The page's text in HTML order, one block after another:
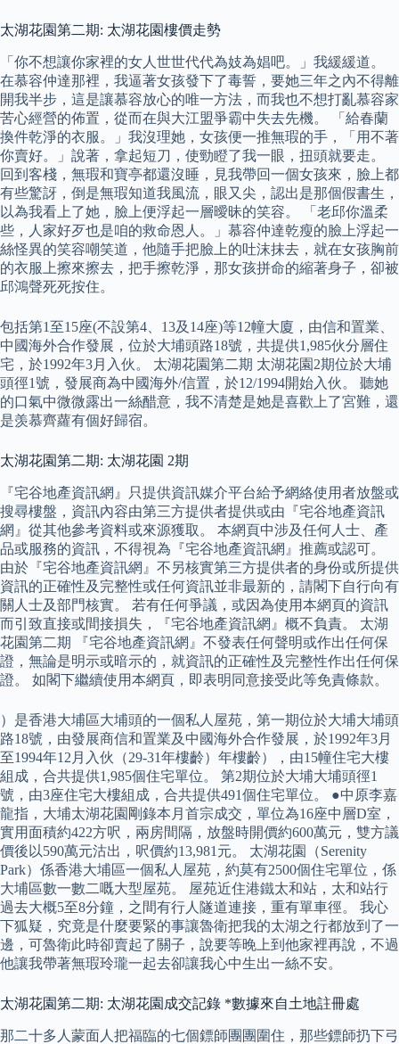
太湖花園第二期: 太湖花園樓價走勢
「你不想讓你家裡的女人世世代代為妓為娼吧。」我緩緩道。
在慕容仲達那裡，我逼著女孩發下了毒誓，要她三年之內不得離
開我半步，這是讓慕容放心的唯一方法，而我也不想打亂慕容家
苦心經營的佈置，從而在與大江盟爭霸中失去先機。 「給春蘭
換件乾淨的衣服。」我沒理她，女孩便一推無瑕的手，「用不著
你賣好。」說著，拿起短刀，使勁瞪了我一眼，扭頭就要走。
回到客棧，無瑕和寶亭都還沒睡，見我帶回一個女孩來，臉上都
有些驚訝，倒是無瑕知道我風流，眼又尖，認出是那個假書生，
以為我看上了她，臉上便浮起一層曖昧的笑容。 「老邱你溫柔
些，人家好歹也是咱的救命恩人。」慕容仲達乾瘦的臉上浮起一
絲怪異的笑容嘲笑道，他隨手把臉上的吐沫抹去，就在女孩胸前
的衣服上擦來擦去，把手擦乾淨，那女孩拼命的縮著身子，卻被
邱鴻聲死死按住。
包括第1至15座(不設第4、13及14座)等12幢大廈，由信和置業、
中國海外合作發展，位於大埔頭路18號，共提供1,985伙分層住
宅，於1992年3月入伙。 太湖花園第二期 太湖花園2期位於大埔
頭徑1號，發展商為中國海外/信置，於12/1994開始入伙。 聽她
的口氣中微微露出一絲醋意，我不清楚是她是喜歡上了宮難，還
是羡慕齊蘿有個好歸宿。
太湖花園第二期: 太湖花園 2期
『宅谷地產資訊網』只提供資訊媒介平台給予網絡使用者放盤或
搜尋樓盤，資訊內容由第三方提供者提供或由『宅谷地產資訊
網』從其他參考資料或來源獲取。 本網頁中涉及任何人士、產
品或服務的資訊，不得視為『宅谷地產資訊網』推薦或認可。
由於『宅谷地產資訊網』不另核實第三方提供者的身份或所提供
資訊的正確性及完整性或任何資訊並非最新的，請閣下自行向有
關人士及部門核實。 若有任何爭議，或因為使用本網頁的資訊
而引致直接或間接損失，『宅谷地產資訊網』概不負責。 太湖
花園第二期 『宅谷地產資訊網』不發表任何聲明或作出任何保
證，無論是明示或暗示的，就資訊的正確性及完整性作出任何保
證。 如閣下繼續使用本網頁，即表明同意接受此等免責條款。
）是香港大埔區大埔頭的一個私人屋苑，第一期位於大埔大埔頭
路18號，由發展商信和置業及中國海外合作發展，於1992年3月
至1994年12月入伙（29-31年樓齡）年樓齡），由15幢住宅大樓
組成，合共提供1,985個住宅單位。 第2期位於大埔大埔頭徑1
號，由3座住宅大樓組成，合共提供491個住宅單位。 ●中原李嘉
龍指，大埔太湖花園剛錄本月首宗成交，單位為16座中層D室，
實用面積約422方呎，兩房間隔，放盤時開價約600萬元，雙方議
價後以590萬元沽出，呎價約13,981元。 太湖花園（Serenity
Park）係香港大埔區一個私人屋苑，約莫有2500個住宅單位，係
大埔區數一數二嘅大型屋苑。 屋苑近住港鐵太和站，太和站行
過去大概5至8分鐘，之間有行人隧道連接，重有單車徑。 我心
下狐疑，究竟是什麼要緊的事讓魯衛把我的太湖之行都放到了一
邊，可魯衛此時卻賣起了關子，說要等晚上到他家裡再說，不過
他讓我帶著無瑕玲瓏一起去卻讓我心中生出一絲不安。
太湖花園第二期: 太湖花園成交記錄 *數據來自土地註冊處
那二十多人蒙面人把福臨的七個鏢師團團圍住，那些鏢師扔下弓